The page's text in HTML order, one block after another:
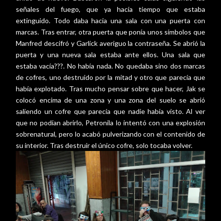
señales del fuego, que ya hacía tiempo que estaba
extinguido. Todo daba hacia una sala con una puerta con
marcas. Tras entrar, otra puerta que ponía unos símbolos que
Manfred descifró y Garlick averiguo la contraseña. Se abrió la
puerta y una nueva sala estaba ante ellos. Una sala que
estaba vacía???. No había nada. No quedaba sino dos marcas
de cofres, uno destruido por la mitad y otro que parecía que
había explotado. Tras mucho pensar sobre que hacer, Jak se
colocó encima de una zona y una zona del suelo se abrió
saliendo un cofre que parecía que nadie había visto. Al ver
que no podían abrirlo, Petronila lo intentó con una explosión
sobrenatural, pero lo acabó pulverizando con el contenido de
su interior. Tras destruir el único cofre, solo tocaba volver.